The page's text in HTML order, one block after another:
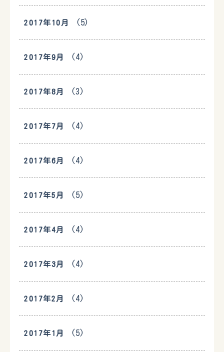
2017年10月 (5)
2017年9月 (4)
2017年8月 (3)
2017年7月 (4)
2017年6月 (4)
2017年5月 (5)
2017年4月 (4)
2017年3月 (4)
2017年2月 (4)
2017年1月 (5)